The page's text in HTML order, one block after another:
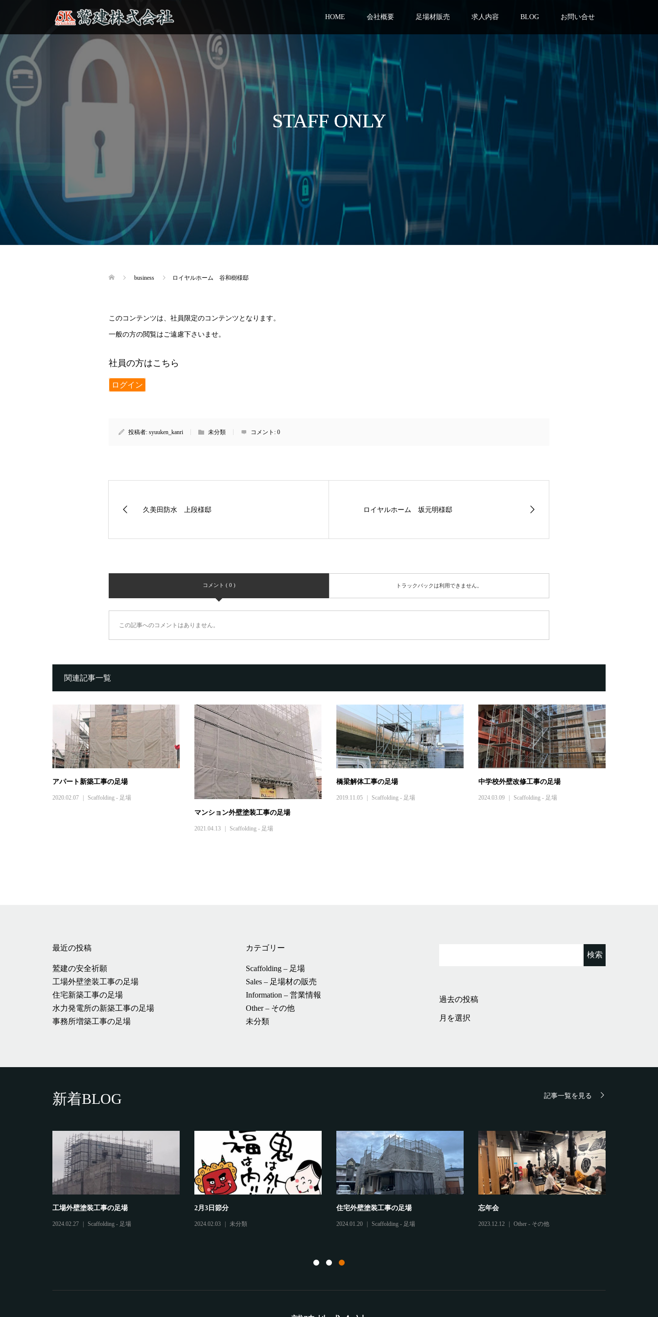
HOME 会社概要 足場材販売 求人内容 BLOG お問い合せ
STAFF ONLY
business ロイヤルホーム 谷和樹様邸
このコンテンツは、社員限定のコンテンツとなります。
一般の方の閲覧はご遠慮下さいませ。
社員の方はこちら
ログイン
投稿者: syuuken_kanri 未分類 コメント: 0
久美田防水 上段様邸 ロイヤルホーム 坂元明様邸
コメント ( 0 ) トラックバックは利用できません。
この記事へのコメントはありません。
関連記事一覧
アパート新築工事の足場
2020.02.07 Scaffolding - 足場
マンション外壁塗装工事の足場
2021.04.13 Scaffolding - 足場
橋梁解体工事の足場
2019.11.05 Scaffolding - 足場
中学校外壁改修工事の足場
2024.03.09 Scaffolding - 足場
最近の投稿
鷲建の安全祈願
工場外壁塗装工事の足場
住宅新築工事の足場
水力発電所の新築工事の足場
事務所増築工事の足場
カテゴリー
Scaffolding – 足場
Sales – 足場材の販売
Information – 営業情報
Other – その他
未分類
過去の投稿
過
去
新着BLOG 記事一覧を見る
忘年会
2023.12.12 Other - その他
工場外壁塗装工事の足場
2024.07.15 Scaffolding - 足場
住宅新築工事の足場
2024.06.26 Scaffolding - 足場